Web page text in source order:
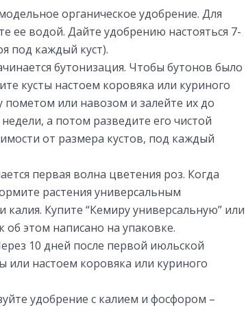
органическое удобрение. Для
ее водой. Дайте удобрению настояться 7-
под каждый куст).
бутонизация. Чтобы бутонов было
кусты настоем коровяка или куриного
или навозом и залейте их до
а потом разведите его чистой
от размера кустов, под каждый
первая волна цветения роз. Когда
растения универсальным
Купите “Кемиру универсальную” или
об этом написано на упаковке.
10 дней после первой июльской
настоем коровяка или куриного
удобрение с калием и фосфором –